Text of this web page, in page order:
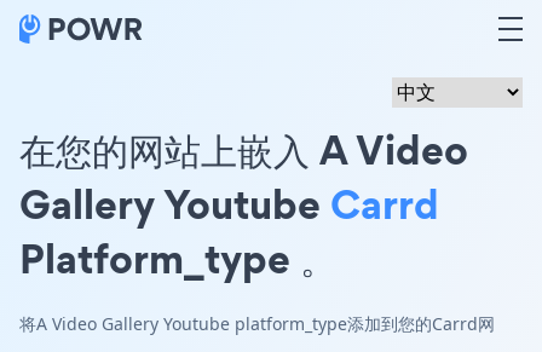
在您的网站上嵌入 A Video
Gallery Youtube Carrd
Platform_type 。
将A Video Gallery Youtube platform_type添加到您的Carrd网